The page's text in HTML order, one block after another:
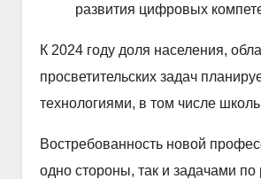
развития цифровых
К 2024 году доля населения,
просветительских задач
технологиями, в том числе
Востребованность новой
одно стороны, так и задачами